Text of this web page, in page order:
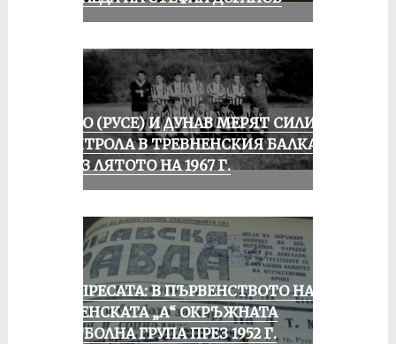
ЛОКО (РУСЕ) И ДУНАВ МЕРЯТ СИЛИ В
КОНТРОЛА В ТРЕВНЕНСКИЯ БАЛКАН
ПРЕЗ ЛЯТОТО НА 1967 Г.
ОТ ПРЕСАТА: В ПЪРВЕНСТВОТО НА
РУСЕНСКАТА „А“ ОКРЪЖНАТА
ФУТБОЛНА ГРУПА ПРЕЗ 1952 Г.